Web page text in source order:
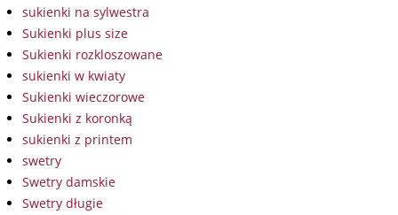
sukienki na sylwestra
Sukienki plus size
Sukienki rozkloszowane
sukienki w kwiaty
Sukienki wieczorowe
Sukienki z koronką
sukienki z printem
swetry
Swetry damskie
Swetry długie